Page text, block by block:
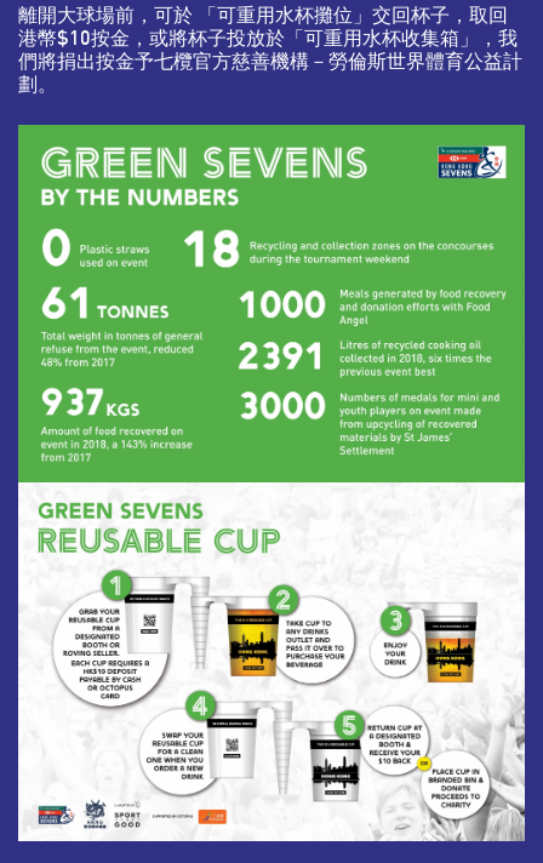
離開大球場前，可於 「可重用水杯攤位」交回杯子，取回
港幣$10按金，或將杯子投放於「可重用水杯收集箱」，我
們將捐出按金予七欖官方慈善機構－勞倫斯世界體育公益計
劃。